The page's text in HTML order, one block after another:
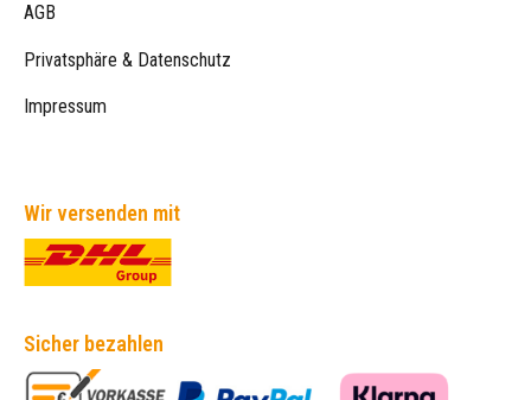
AGB
Privatsphäre & Datenschutz
Impressum
Wir versenden mit
Sicher bezahlen